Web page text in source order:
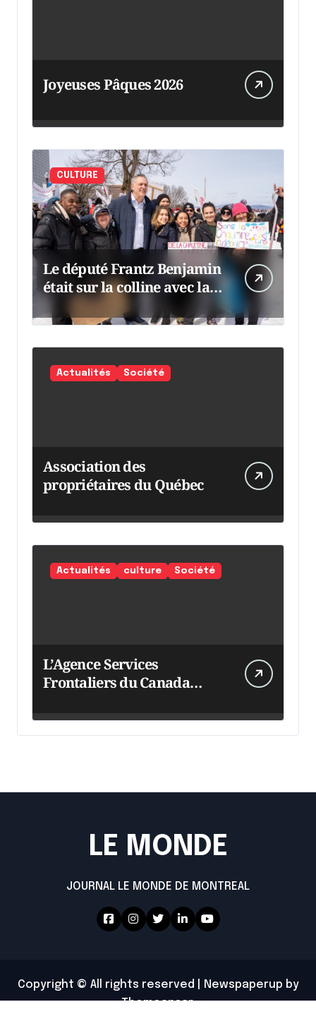
Joyeuses Pâques 2026
CULTURE
Le député Frantz Benjamin
était sur la colline avec la
chaumine
Actualités Société
Association des
propriétaires du Québec
Actualités culture Société
L’Agence Services
Frontaliers du Canada
LE MONDE
JOURNAL LE MONDE DE MONTREAL
Copyright © All rights reserved Newspaperup by
Themeansar.